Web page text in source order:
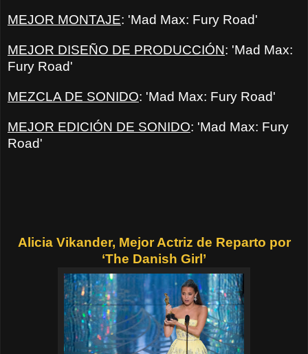
MEJOR MONTAJE: 'Mad Max: Fury Road'
MEJOR DISEÑO DE PRODUCCIÓN: 'Mad Max:
Fury Road'
MEZCLA DE SONIDO: 'Mad Max: Fury Road'
MEJOR EDICIÓN DE SONIDO: 'Mad Max: Fury
Road'
Alicia Vikander, Mejor Actriz de Reparto por
‘The Danish Girl’